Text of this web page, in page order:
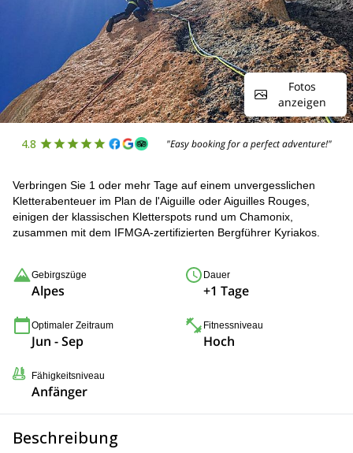
Fotos
anzeigen
4.8 "Easy booking for a perfect adventure!"
Verbringen Sie 1 oder mehr Tage auf einem unvergesslichen
Kletterabenteuer im Plan de l'Aiguille oder Aiguilles Rouges,
einigen der klassischen Kletterspots rund um Chamonix,
zusammen mit dem IFMGA-zertifizierten Bergführer Kyriakos.
Gebirgszüge
Alpes
Dauer
+1 Tage
Optimaler Zeitraum
Jun - Sep
Fitnessniveau
Hoch
Fähigkeitsniveau
Anfänger
Beschreibung